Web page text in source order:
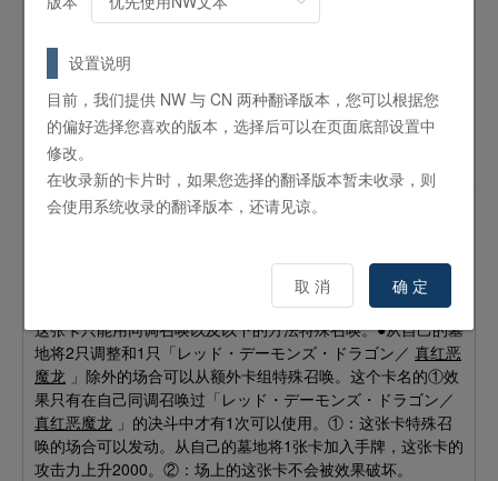
「超銀河眼の光子龍－フォトン・ハウリング／超银河眼光子
龙-光子咆哮」1回合1次也能叠放在自己场上的阶级8的多维怪
兽上面来多维召唤。①：这张卡多维召唤的场合可以发动。从
卡组选1只「フォトン／
为这张卡的多维素材。②：自己·对手的回合，可以将这张卡的
3个多维素材取除发动。将自己场上的1只其他的多维怪兽解
放，这张卡以外的场上的全部的表侧表示卡的效果直到回合结
束时为止无效化。
绯红新星龙-燃烧之魂
/ 暗
这张卡只能用同调召唤以及以下的方法特殊召唤。●从自己的墓
地将2只调整和1只「レッド・デーモンズ・ドラゴン／ 真红恶
魔龙 」除外的场合可以从额外卡组特殊召唤。这个卡名的①效
果只有在自己同调召唤过「レッド・デーモンズ・ドラゴン／
真红恶魔龙 」的决斗中才有1次可以使用。①：这张卡特殊召
唤的场合可以发动。从自己的墓地将1张卡加入手牌，这张卡的
攻击力上升2000。②：场上的这张卡不会被效果破坏。
设置说明
目前，我们提供 NW 与 CN 两种翻译版本，您可以根据您
的偏好选择您喜欢的版本，选择后可以在页面底部设置中
修改。
在收录新的卡片时，如果您选择的翻译版本暂未收录，则
会使用系统收录的翻译版本，还请见谅。
取 消 确 定